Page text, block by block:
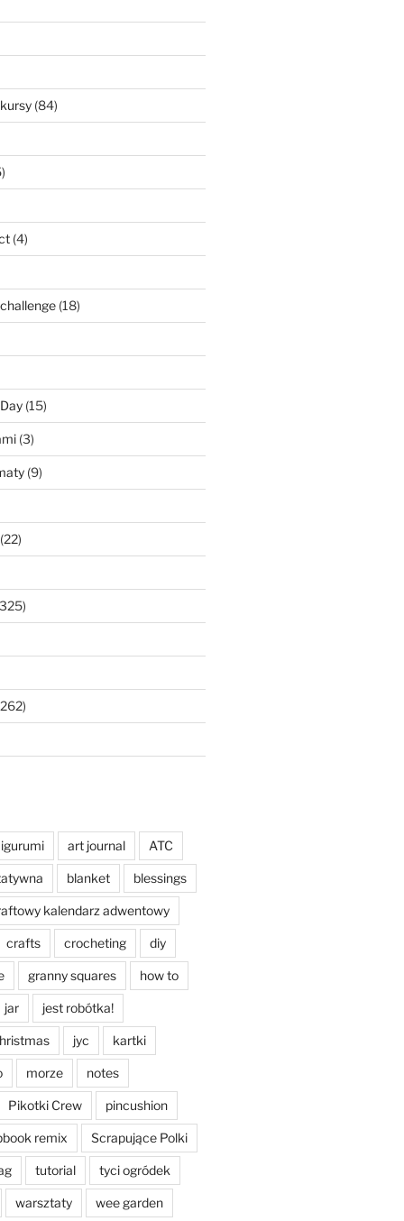
(84)
(4)
(18)
(15)
(3)
(9)
art journal ATC
blanket blessings
kalendarz adwentowy
crafts crocheting diy
granny squares how to
jar jest robótka!
jyc kartki
morze notes
Pikotki Crew pincushion
remix Scrapujące Polki
tutorial tyci ogródek
warsztaty wee garden